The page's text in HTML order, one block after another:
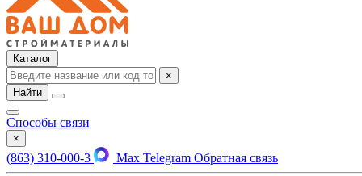
Каталог
×
Найти
Способы связи
×
(863) 310-000-3 Max Telegram Обратная связь